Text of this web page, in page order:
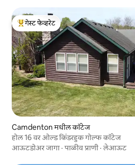
टॉप गेस्ट फेव्हरेट
गेस्ट फेव्हरेट
Camdenton मधील कॉटेज
होल 16 वर ओल्ड किंडरहुक गोल्फ कॉटेज
आऊटडोअर जागा ·पाळीव प्राणी ·लेआऊट